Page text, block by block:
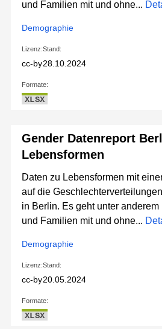
und Familien mit und ohne...
Demographie
Lizenz:
cc-by
Stand:
28.10.2024
Formate:
XLSX
Gender Datenreport
Lebensformen
Daten zu Lebensformen mit
auf die
in Berlin. Es geht unter
und Familien mit und ohne...
Demographie
Lizenz:
cc-by
Stand:
20.05.2024
Formate:
XLSX